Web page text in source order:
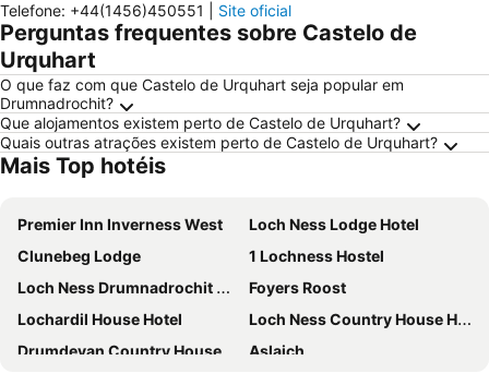
Telefone: +44(1456)450551 Site oficial
Perguntas frequentes sobre Castelo de
Urquhart
O que faz com que Castelo de Urquhart seja popular em
Drumnadrochit?
Que alojamentos existem perto de Castelo de Urquhart?
Quais outras atrações existem perto de Castelo de Urquhart?
Mais Top hotéis
Premier Inn Inverness West
Loch Ness Lodge Hotel
Clunebeg Lodge
1 Lochness Hostel
Loch Ness Drumnadrochit Hotel
Foyers Roost
Lochardil House Hotel
Loch Ness Country House Hotel
Drumdevan Country House
Aslaich